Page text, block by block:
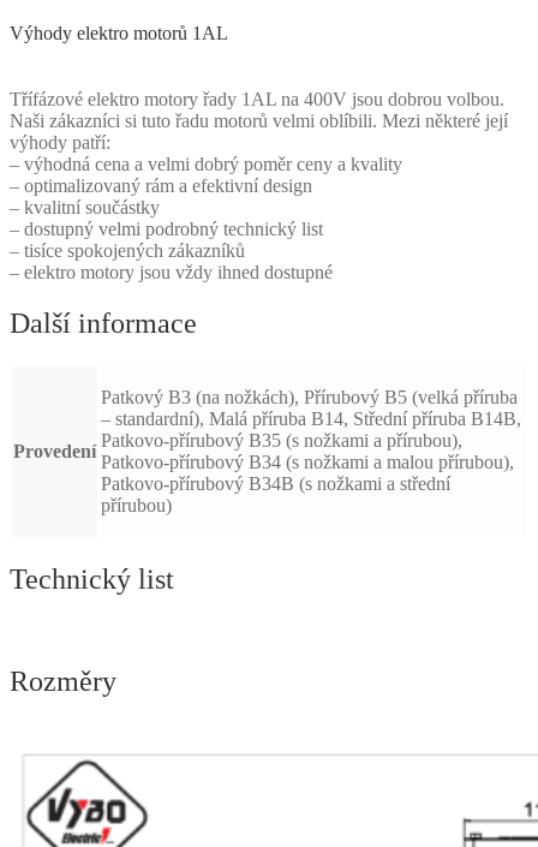
Výhody elektro motorů 1AL
Třífázové elektro motory řady 1AL na 400V jsou dobrou volbou.
Naši zákazníci si tuto řadu motorů velmi oblíbili. Mezi některé její
výhody patří:
– výhodná cena a velmi dobrý poměr ceny a kvality
– optimalizovaný rám a efektivní design
– kvalitní součástky
– dostupný velmi podrobný technický list
– tisíce spokojených zákazníků
– elektro motory jsou vždy ihned dostupné
Další informace
Provedení
Patkový B3 (na nožkách), Přírubový B5 (velká příruba
– standardní), Malá příruba B14, Střední příruba B14B,
Patkovo-přírubový B35 (s nožkami a přírubou),
Patkovo-přírubový B34 (s nožkami a malou přírubou),
Patkovo-přírubový B34B (s nožkami a střední
přírubou)
Technický list
Rozměry